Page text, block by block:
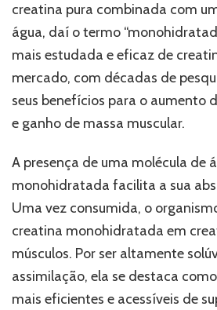
creatina pura combinada com
água, daí o termo
mais estudada e eficaz de
mercado, com décadas de
seus benefícios para o aumento
e ganho de massa muscular.
A presença de uma molécula de
monohidratada facilita a sua
Uma vez consumida, o
creatina monohidratada em
músculos. Por ser altamente
assimilação, ela se destaca
mais eficientes e acessíveis de